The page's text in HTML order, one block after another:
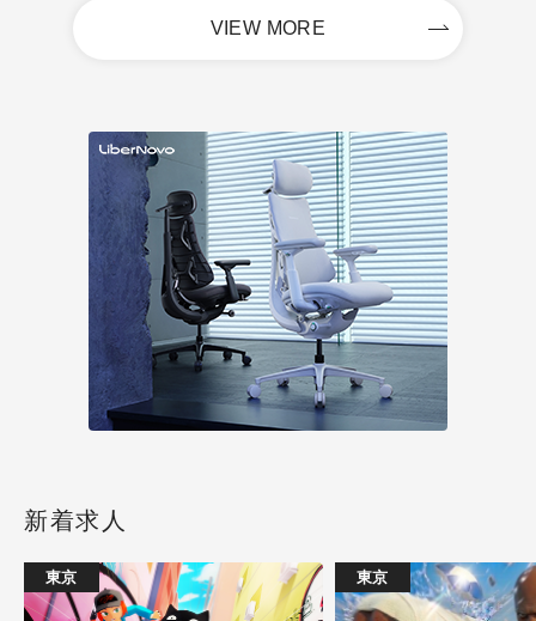
VIEW MORE
新着求人
東京 東京